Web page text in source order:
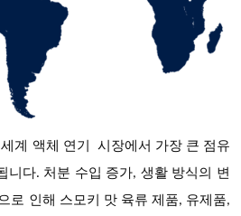
계 액체 연기
시장에서 가장 큰 점유
니다. 처분 수입 증가, 생활 방식의 변
로 인해 스모키 맛 육류 제품, 유제품,